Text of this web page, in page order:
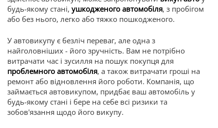
будь-якому стані, ушкодженого автомобіля, з пробігом
або без нього, легко або тяжко пошкодженого.
У автовикупу є безліч переваг, але одна з
найголовніших - його зручність. Вам не потрібно
витрачати час і зусилля на пошук покупця для
проблемного автомобіля, а також витрачати гроші на
ремонт або відновлення його роботи. Компанія, що
займається автовикупом, придбає ваш автомобіль у
будь-якому стані і бере на себе всі ризики та
зобов'язання щодо його викупу.